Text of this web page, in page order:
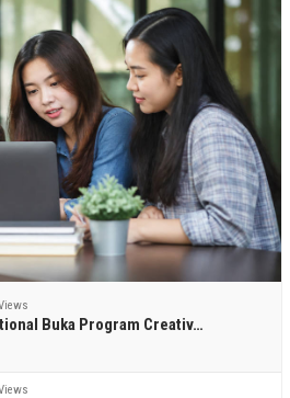
Buka Program Creativ…